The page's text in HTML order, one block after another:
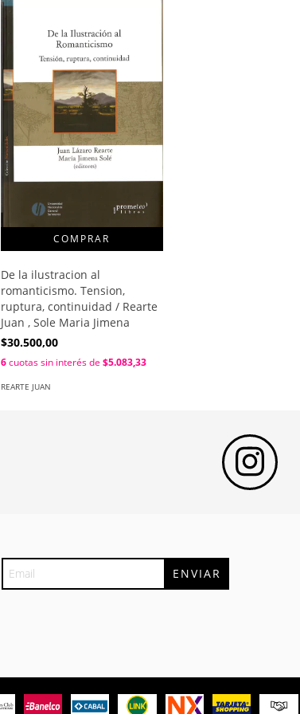
De la ilustracion al
romanticismo. Tension,
ruptura, continuidad / Rearte
Juan , Sole Maria Jimena
$30.500,00
6cuotas sin interés de $5.083,33
REARTE JUAN